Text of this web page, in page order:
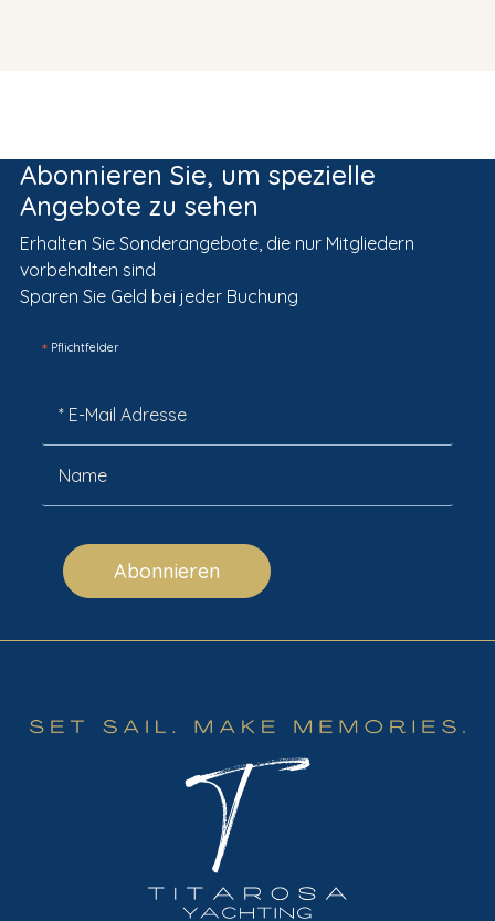
Abonnieren Sie, um spezielle
Angebote zu sehen
Erhalten Sie Sonderangebote, die nur Mitgliedern
vorbehalten sind
Sparen Sie Geld bei jeder Buchung
*Pflichtfelder
Abonnieren